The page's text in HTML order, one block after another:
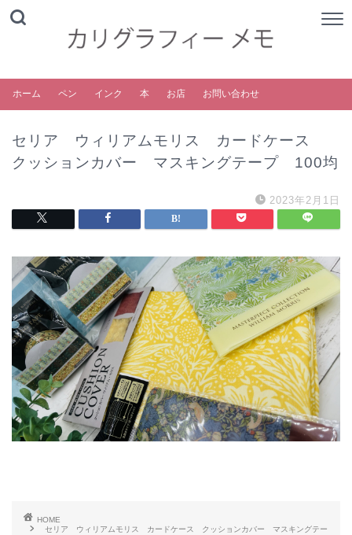
ホーム ペン インク 本 お店 お問い合わせ
セリア ウィリアムモリス カードケース
クッションカバー マスキングテープ 100均
2023年2月1日
HOME
セリア ウィリアムモリス カードケース クッションカバー マスキングテー